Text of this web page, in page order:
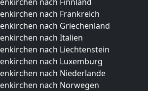
nach Frankreich
nach Griechenland
nach Italien
nach Liechtenstein
nach Luxemburg
nach Niederlande
nach Norwegen